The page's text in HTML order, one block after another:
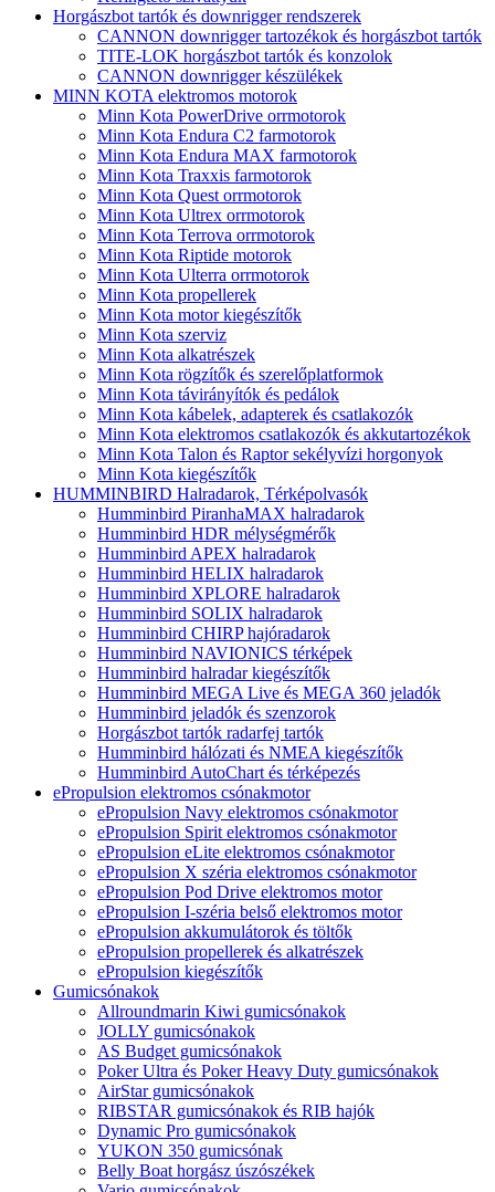
Horgászbot tartók és downrigger rendszerek
CANNON downrigger tartozékok és horgászbot tartók
TITE-LOK horgászbot tartók és konzolok
CANNON downrigger készülékek
MINN KOTA elektromos motorok
Minn Kota PowerDrive orrmotorok
Minn Kota Endura C2 farmotorok
Minn Kota Endura MAX farmotorok
Minn Kota Traxxis farmotorok
Minn Kota Quest orrmotorok
Minn Kota Ultrex orrmotorok
Minn Kota Terrova orrmotorok
Minn Kota Riptide motorok
Minn Kota Ulterra orrmotorok
Minn Kota propellerek
Minn Kota motor kiegészítők
Minn Kota szerviz
Minn Kota alkatrészek
Minn Kota rögzítők és szerelőplatformok
Minn Kota távirányítók és pedálok
Minn Kota kábelek, adapterek és csatlakozók
Minn Kota elektromos csatlakozók és akkutartozékok
Minn Kota Talon és Raptor sekélyvízi horgonyok
Minn Kota kiegészítők
HUMMINBIRD Halradarok, Térképolvasók
Humminbird PiranhaMAX halradarok
Humminbird HDR mélységmérők
Humminbird APEX halradarok
Humminbird HELIX halradarok
Humminbird XPLORE halradarok
Humminbird SOLIX halradarok
Humminbird CHIRP hajóradarok
Humminbird NAVIONICS térképek
Humminbird halradar kiegészítők
Humminbird MEGA Live és MEGA 360 jeladók
Humminbird jeladók és szenzorok
Horgászbot tartók radarfej tartók
Humminbird hálózati és NMEA kiegészítők
Humminbird AutoChart és térképezés
ePropulsion elektromos csónakmotor
ePropulsion Navy elektromos csónakmotor
ePropulsion Spirit elektromos csónakmotor
ePropulsion eLite elektromos csónakmotor
ePropulsion X széria elektromos csónakmotor
ePropulsion Pod Drive elektromos motor
ePropulsion I-széria belső elektromos motor
ePropulsion akkumulátorok és töltők
ePropulsion propellerek és alkatrészek
ePropulsion kiegészítők
Gumicsónakok
Allroundmarin Kiwi gumicsónakok
JOLLY gumicsónakok
AS Budget gumicsónakok
Poker Ultra és Poker Heavy Duty gumicsónakok
AirStar gumicsónakok
RIBSTAR gumicsónakok és RIB hajók
Dynamic Pro gumicsónakok
YUKON 350 gumicsónak
Belly Boat horgász úszószékek